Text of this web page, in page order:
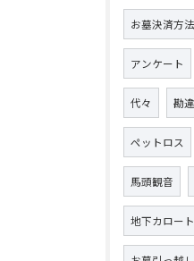
お墓決済方法
アンケート
代々 勘
ペットロス
馬頭観音
地下カロート